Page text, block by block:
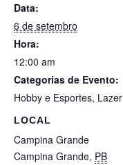
Data:
6 de setembro
Hora:
12:00 am
Categorias de Evento:
Hobby e Esportes, Lazer
LOCAL
Campina Grande
Campina Grande, PB